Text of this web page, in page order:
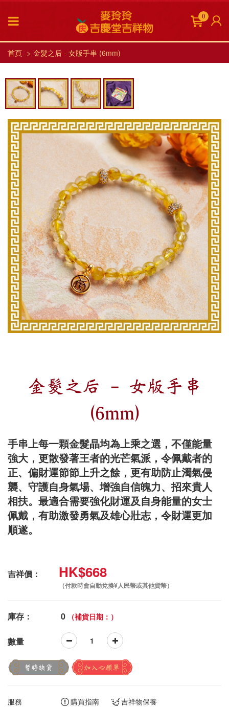
0
首頁 金髮之后 - 女版手串 (6mm)
金髮之后 - 女版手串
(6mm)
手串上每一顆金髮晶均為上乘之選，不僅能量
強大，更散發著王者的光芒氣派，令佩戴者的
正、偏財運節節上升之餘，更有助防止濁氣侵
襲、守護自身氣場、增強自信魄力、招來貴人
相扶。最適合需要強化財運及自身能量的女士
佩戴，有助激發勇氣及雄心壯志，令財運更加
順遂。
吉祥價： HK$668
（付款時會自動兌換¥人民幣或其他貨幣）
庫存： 0 （補貨日期：）
數量
暫時缺貨 加入心願單
服務 購買指南 吉祥物保養